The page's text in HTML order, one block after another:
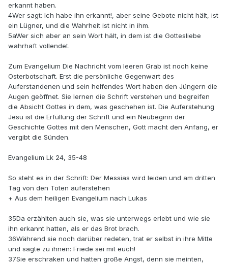
erkannt haben.
4Wer sagt: Ich habe ihn erkannt!, aber seine Gebote nicht hält, ist
ein Lügner, und die Wahrheit ist nicht in ihm.
5aWer sich aber an sein Wort hält, in dem ist die Gottesliebe
wahrhaft vollendet.
Zum Evangelium Die Nachricht vom leeren Grab ist noch keine
Osterbotschaft. Erst die persönliche Gegenwart des
Auferstandenen und sein helfendes Wort haben den Jüngern die
Augen geöffnet. Sie lernen die Schrift verstehen und begreifen
die Absicht Gottes in dem, was geschehen ist. Die Auferstehung
Jesu ist die Erfüllung der Schrift und ein Neubeginn der
Geschichte Gottes mit den Menschen, Gott macht den Anfang, er
vergibt die Sünden.
Evangelium Lk 24, 35-48
So steht es in der Schrift: Der Messias wird leiden und am dritten
Tag von den Toten auferstehen
+ Aus dem heiligen Evangelium nach Lukas
35Da erzählten auch sie, was sie unterwegs erlebt und wie sie
ihn erkannt hatten, als er das Brot brach.
36Während sie noch darüber redeten, trat er selbst in ihre Mitte
und sagte zu ihnen: Friede sei mit euch!
37Sie erschraken und hatten große Angst, denn sie meinten,